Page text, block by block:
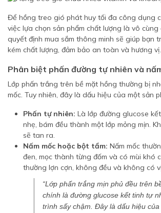
Để hồng treo gió phát huy tối đa công dụng
việc lựa chọn sản phẩm chất lượng là vô
quyết định mua sắm thông minh sẽ giúp bạn
kém chất lượng, đảm bảo an toàn và hương vị.
Phân biệt phấn đường tự nhiên và
Lớp phấn trắng trên bề mặt hồng thường bị
mốc. Tuy nhiên, đây là dấu hiệu của một sản
Phấn tự nhiên: Là lớp đường glucose
nhẹ, bám đều thành một lớp mỏng mịn.
sẽ tan ra.
Nấm mốc hoặc bột tẩm: Nấm mốc
đen, mọc thành từng đốm và có mùi khó
thường lợn cợn, không đều và không có
“Lớp phấn trắng mịn phủ đều trên
chính là đường glucose kết tinh tự
trình sấy chậm. Đây là dấu hiệu